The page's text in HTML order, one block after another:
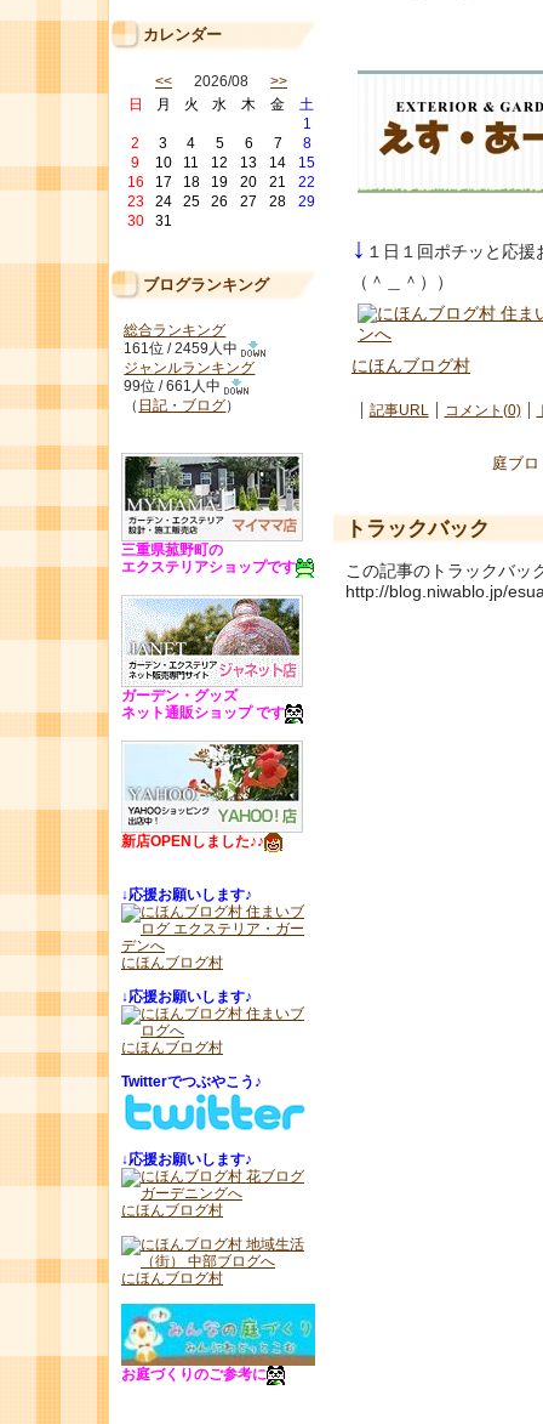
↓ １日１回ポチッと応
（＾＿＾））
にほんブログ村
記事URL コメント(0)
庭ブ
トラックバック
この記事のトラックバッ
http://blog.niwablo.jp/
カレンダー
<< 2026/08 >>
日
月 火 水 木 金
土
1
2
3 4 5 6 7
8
9
10 11 12 13 14
15
16
17 18 19 20 21
22
23
24 25 26 27 28
29
30
31
ブログランキング
総合ランキング
161位 / 2459人中
ジャンルランキング
99位 / 661人中
（ 日記・ブログ）
三重県菰野町の
エクステリアショップです
ガーデン・グッズ
ネット通販ショップ です
新店OPENしました♪♪
↓応援お願いします♪
にほんブログ村
↓応援お願いします♪
にほんブログ村
Twitterでつぶやこう♪
↓応援お願いします♪
にほんブログ村
にほんブログ村
お庭づくりのご参考に